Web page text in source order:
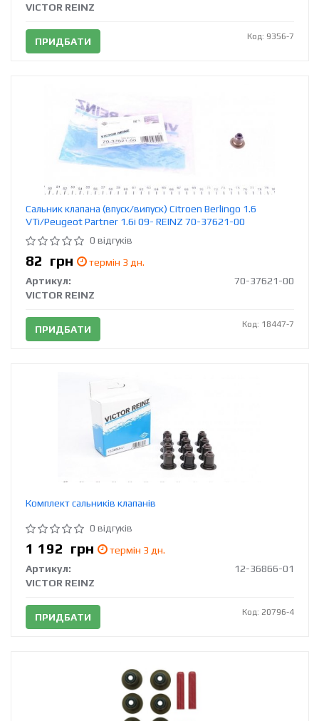
VICTOR REINZ
ПРИДБАТИ Код: 9356-7
Сальник клапана (впуск/випуск) Citroen Berlingo 1.6
VTi/Peugeot Partner 1.6i 09- REINZ 70-37621-00
0 відгуків
82 грн
термін 3 дн.
Артикул:
70-37621-00
VICTOR REINZ
ПРИДБАТИ Код: 18447-7
Комплект сальників клапанів
0 відгуків
1 192 грн
термін 3 дн.
Артикул:
12-36866-01
VICTOR REINZ
ПРИДБАТИ Код: 20796-4